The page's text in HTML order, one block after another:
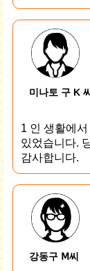
미나토 구 K
1 인 생활에
있었습니다.
감사합니다.
강동구 Ⅿ씨